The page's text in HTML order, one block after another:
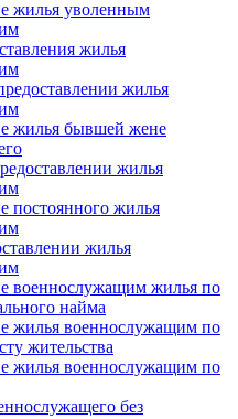
жилья уволенным
жилья
жилья
жилья бывшей жене
жилья
постоянного жилья
жилья
военнослужащим жилья по
найма
жилья военнослужащим по
жительства
жилья военнослужащим по
без